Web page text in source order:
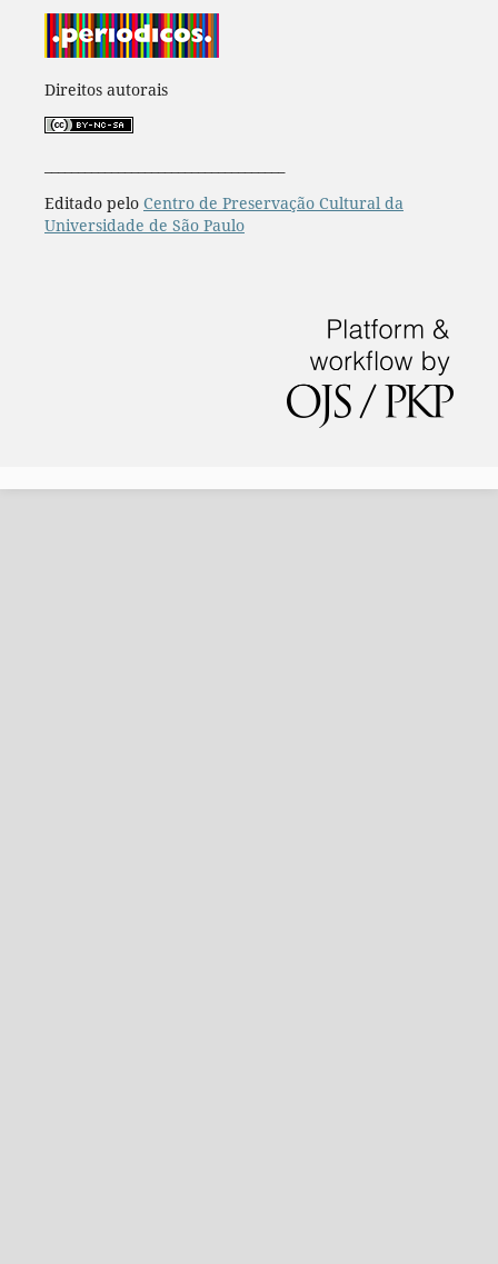
Direitos autorais
Editado pelo Centro de Preservação Cultural da
Universidade de São Paulo